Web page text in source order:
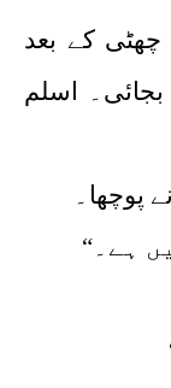
کے بعد
بجائی۔ اسلم
پوچھا۔
ہے۔“